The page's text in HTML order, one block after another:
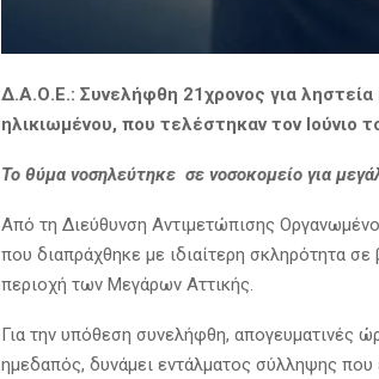
Δ.Α.Ο.Ε.: Συνελήφθη 21χρονος για
ηλικιωμένου, που τελέστηκαν τον Ιούνιο
Το θύμα νοσηλεύτηκε σε νοσοκομείο για
Από τη Διεύθυνση Αντιμετώπισης
που διαπράχθηκε με ιδιαίτερη σκληρότητα
περιοχή των Μεγάρων Αττικής.
Για την υπόθεση συνελήφθη, απογευματινές
ημεδαπός, δυνάμει εντάλματος σύλληψης